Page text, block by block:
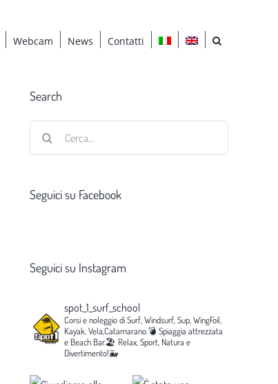
Webcam News Contatti
Search
Seguici su Facebook
Seguici su Instagram
spot_1_surf_school
Corsi e noleggio di Surf, Windsurf, Sup, WingFoil,
Kayak, Vela,Catamarano.💣 Spiaggia attrezzata
e Beach Bar.🏖️ Relax, Sport, Natura e
Divertimento!🐳